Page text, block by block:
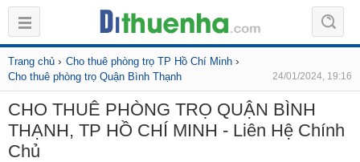
Trang chủ › Cho thuê phòng trọ TP Hồ Chí Minh ›
Cho thuê phòng trọ Quận Bình Thạnh 24/01/2024, 19:16
CHO THUÊ PHÒNG TRỌ QUẬN BÌNH
THẠNH, TP HỒ CHÍ MINH - Liên Hệ Chính
Chủ